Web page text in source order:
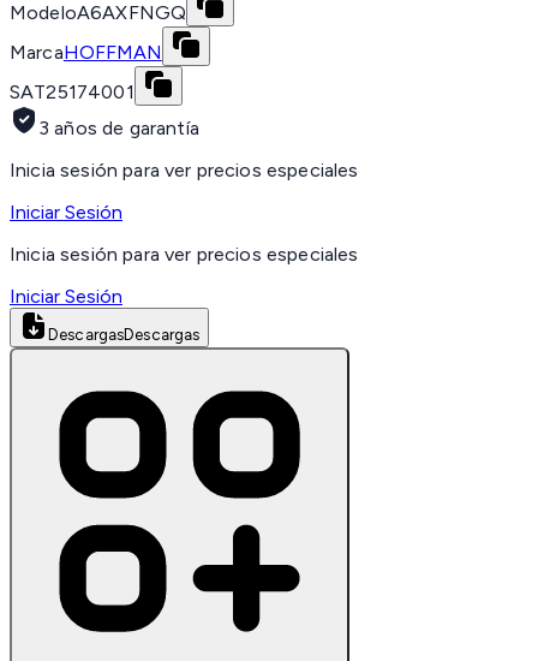
ModeloA6AXFNGQ
MarcaHOFFMAN
SAT25174001
3 años de garantía
Inicia sesión para ver precios especiales
Iniciar Sesión
Inicia sesión para ver precios especiales
Iniciar Sesión
DescargasDescargas